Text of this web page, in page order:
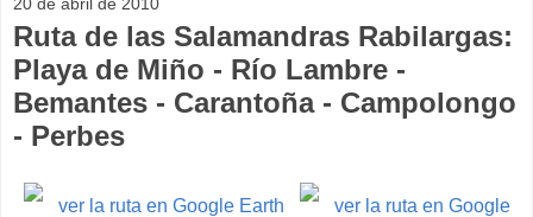
Ruta de las Salamandras Rabilargas:
Playa de Miño - Río Lambre -
Bemantes - Carantoña - Campolongo
- Perbes
ver la ruta en Google Earth
ver la ruta en Google